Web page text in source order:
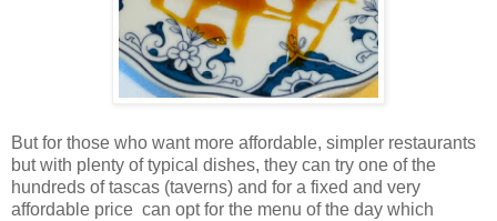
But for those who want more affordable, simpler restaurants
but with plenty of typical dishes, they can try one of the
hundreds of tascas (taverns) and for a fixed and very
affordable price can opt for the menu of the day which